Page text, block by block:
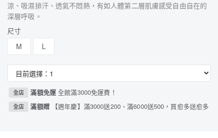
涼、吸濕排汗、透氣不悶熱，有如人體第二層肌膚感受自由自在的
深層呼吸。
尺寸
M
L
全店 滿額免運全館滿3000免運費！
全店 滿額贈 【週年慶】滿3000送200、滿6000送500，買愈多送愈多